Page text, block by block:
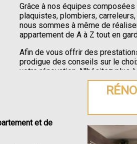
Grâce à nos équipes
plaquistes, plombiers,
nous sommes à même de
appartement de A à Z tout en
Afin de vous offrir des
prodigue des conseils sur le
votre rénovation. N'hésitez plus
rénovation de maison ou
et de